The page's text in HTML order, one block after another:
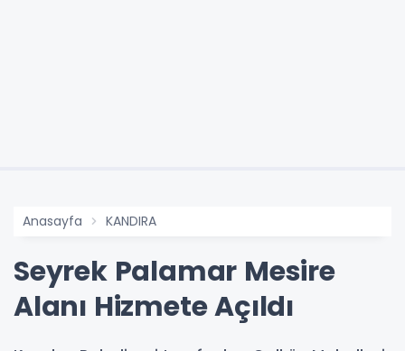
Anasayfa KANDIRA
Seyrek Palamar Mesire
Alanı Hizmete Açıldı